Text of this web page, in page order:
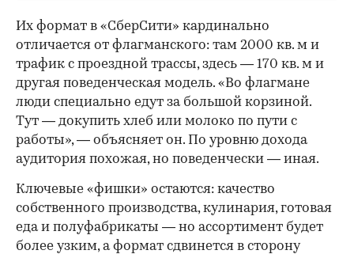
Их формат в «СберСити» кардинально
отличается от флагманского: там 2000 кв. м и
трафик с проездной трассы, здесь — 170 кв. м и
другая поведенческая модель. «Во флагмане
люди специально едут за большой корзиной.
Тут — докупить хлеб или молоко по пути с
работы», — объясняет он. По уровню дохода
аудитория похожая, но поведенчески — иная.
Ключевые «фишки» остаются: качество
собственного производства, кулинария, готовая
еда и полуфабрикаты — но ассортимент будет
более узким, а формат сдвинется в сторону